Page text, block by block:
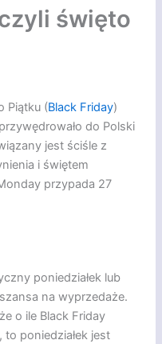
święto
Piątku (Black Friday)
do Polski
jest ściśle z
i świętem
przypada 27
poniedziałek lub
na wyprzedaże.
o ile Black Friday
poniedziałek jest